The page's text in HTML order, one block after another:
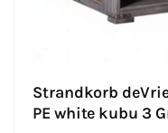
Strandkorb
PE white kubu 3